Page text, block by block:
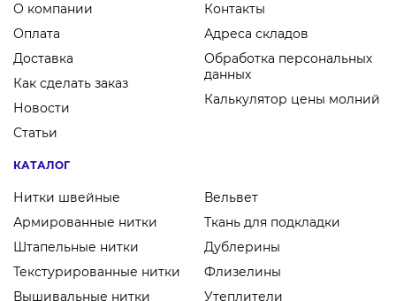
О компании
Оплата
Доставка
Как сделать заказ
Новости
Статьи
Контакты
Адреса складов
Обработка персональных
данных
Калькулятор цены молний
КАТАЛОГ
Нитки швейные
Армированные нитки
Штапельные нитки
Текстурированные нитки
Вышивальные нитки
Вельвет
Ткань для подкладки
Дублерины
Флизелины
Утеплители